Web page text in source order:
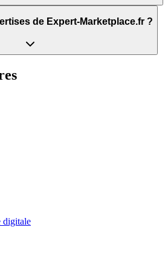
de Expert-Marketplace.fr ?
digitale